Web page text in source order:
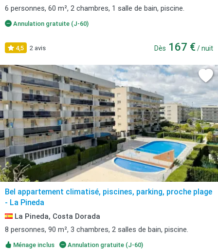
6 personnes, 60 m², 2 chambres, 1 salle de bain, piscine.
Annulation gratuite (J-60)
4,5 2 avis Dès 167 € / nuit
Bel appartement climatisé, piscines, parking, proche plage
- La Pineda
La Pineda, Costa Dorada
8 personnes, 90 m², 3 chambres, 2 salles de bain, piscine.
Ménage inclus Annulation gratuite (J-60)